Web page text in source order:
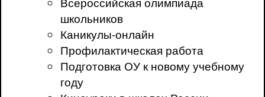
школьников
Каникулы-онлайн
Профилактическая работа
Подготовка ОУ к новому учебному
году